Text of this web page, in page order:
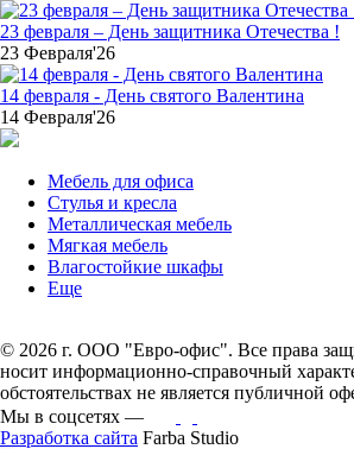
23 февраля – День защитника Отечества !
23 Февраля'26
14 февраля - День святого Валентина
14 Февраля'26
Мебель для офиса
Стулья и кресла
Металлическая мебель
Мягкая мебель
Влагостойкие шкафы
Еще
© 2026 г. ООО "Евро-офис". Все права
носит информационно-справочный
обстоятельствах не является публичной
Мы в соцсетях —
Разработка сайта Farba Studio